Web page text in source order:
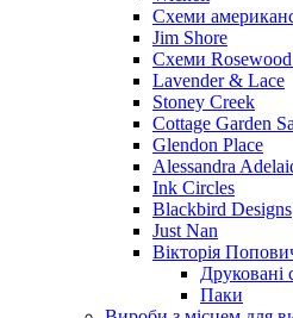
Схеми
Jim Shore
Cхеми
Lavender & Lace
Stoney Creek
Cottage Garden
Glendon Place
Alessandra
Ink Circles
Blackbird Designs
Just Nan
Вікторія
Друковані
Паки